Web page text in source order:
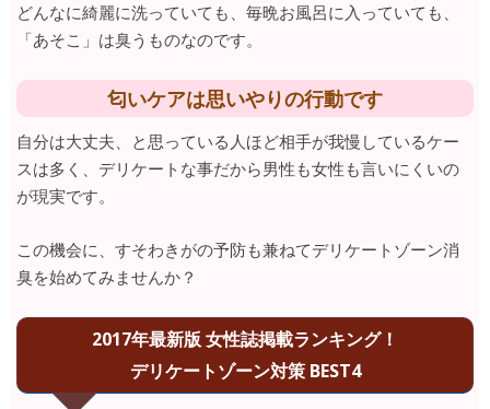
どんなに綺麗に洗っていても、毎晩お風呂に入っていても、
「あそこ」は臭うものなのです。
匂いケアは思いやりの行動です
自分は大丈夫、と思っている人ほど相手が我慢しているケー
スは多く、デリケートな事だから男性も女性も言いにくいの
が現実です。
この機会に、すそわきがの予防も兼ねてデリケートゾーン消
臭を始めてみませんか？
2017年最新版 女性誌掲載ランキング！
デリケートゾーン対策 BEST4